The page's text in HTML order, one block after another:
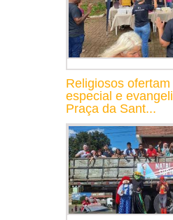
Religiosos
especial e
Praça da Sant...